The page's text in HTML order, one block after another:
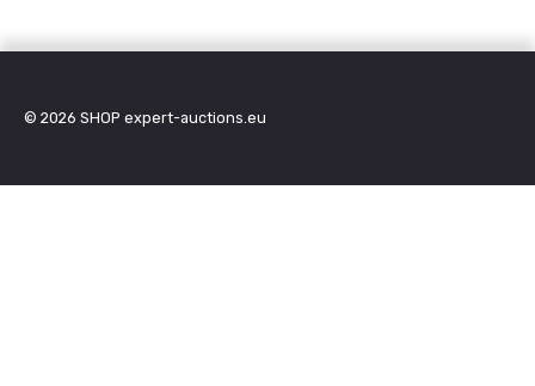
© 2026 SHOP expert-auctions.eu